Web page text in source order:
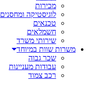
מכירות
לוגיסטיקה ומחסנים
טכנאים
חשמלאים
שירותי משרד
משרות שוות במיוחד
שכר גבוה
עבודות מעניינות
רכב צמוד